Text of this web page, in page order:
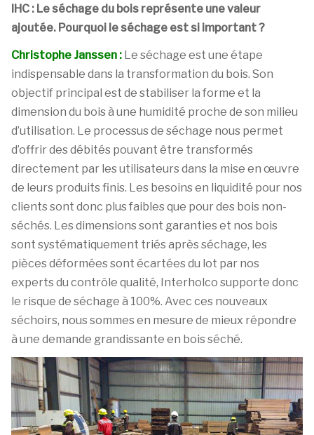
IHC : Le séchage du bois représente une valeur
ajoutée. Pourquoi le séchage est si important ?
Christophe Janssen : Le séchage est une étape
indispensable dans la transformation du bois. Son
objectif principal est de stabiliser la forme et la
dimension du bois à une humidité proche de son milieu
d’utilisation. Le processus de séchage nous permet
d’offrir des débités pouvant être transformés
directement par les utilisateurs dans la mise en œuvre
de leurs produits finis. Les besoins en liquidité pour nos
clients sont donc plus faibles que pour des bois non-
séchés. Les dimensions sont garanties et nos bois
sont systématiquement triés après séchage, les
pièces déformées sont écartées du lot par nos
experts du contrôle qualité, Interholco supporte donc
le risque de séchage à 100%. Avec ces nouveaux
séchoirs, nous sommes en mesure de mieux répondre
à une demande grandissante en bois séché.